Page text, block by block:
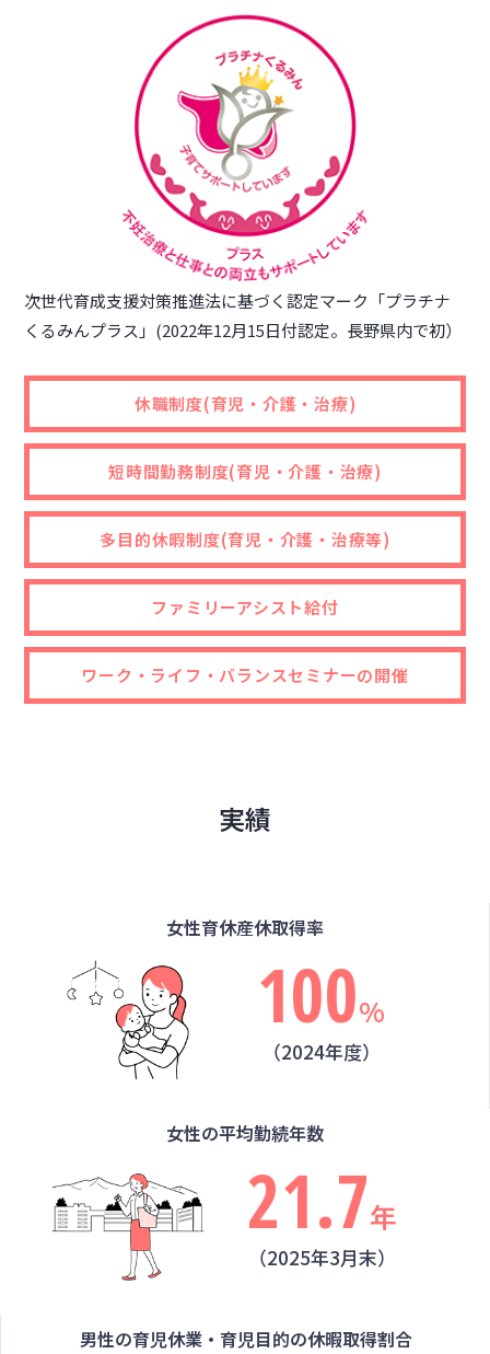
次世代育成支援対策推進法に基づく認定マーク「プラチナ
くるみんプラス」(2022年12月15日付認定。長野県内で初）
休職制度(育児・介護・治療)
短時間勤務制度(育児・介護・治療)
多目的休暇制度(育児・介護・治療等)
ファミリーアシスト給付
ワーク・ライフ・バランスセミナーの開催
実績
女性育休産休取得率
100%
（2024年度）
女性の平均勤続年数
21.7年
（2025年3月末）
男性の育児休業・育児目的の休暇取得割合